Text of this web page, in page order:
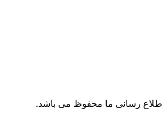
اطلاع رسانی ما محفوظ می باشد.